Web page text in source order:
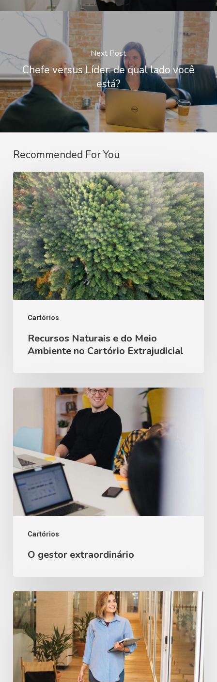
Next Post
Chefe versus Líder: de qual lado você
está?
Recommended For You
Cartórios
Recursos
Naturais
e
do
Meio
Ambiente
no
Cartório
Extrajudicial
Recursos Naturais e do Meio
Ambiente no Cartório Extrajudicial
Cartórios
extraordinário
O gestor extraordinário
Administração
de
Reclamações
Recuperação
do